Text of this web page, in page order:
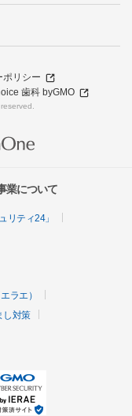
ポリシー
歯科 byGMO
業について
リティ24」
ラエ）
し対策